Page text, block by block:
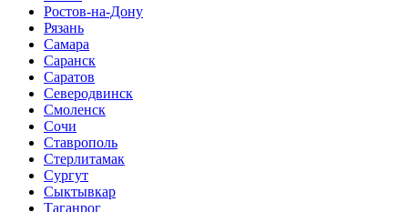
Ростов-на-Дону
Рязань
Самара
Саранск
Саратов
Северодвинск
Смоленск
Сочи
Ставрополь
Стерлитамак
Сургут
Сыктывкар
Таганрог